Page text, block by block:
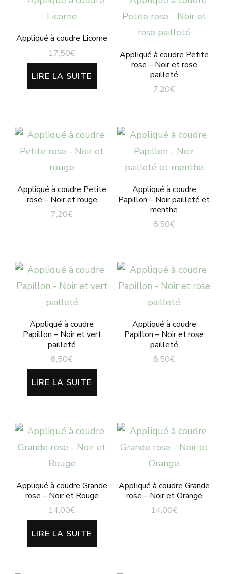
Appliqué à coudre Licorne
17,50€
LIRE LA SUITE
Appliqué à coudre Petite
rose – Noir et rose
pailleté
7,20€
Appliqué à coudre Petite
rose – Noir et rouge
7,20€
Appliqué à coudre
Papillon – Noir pailleté et
menthe
8,50€
Appliqué à coudre
Papillon – Noir et vert
pailleté
8,50€
LIRE LA SUITE
Appliqué à coudre
Papillon – Noir et rose
pailleté
8,50€
Appliqué à coudre Grande
rose – Noir et Rouge
14,00€
LIRE LA SUITE
Appliqué à coudre Grande
rose – Noir et Orange
14,00€